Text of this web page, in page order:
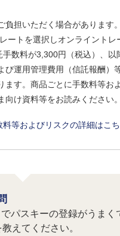
担いただく場合があります
トを選択しオンライント
数料が3,300円（税込）、以
運用管理費用（信託報酬）
す。商品ごとに手数料等お
け資料等をお読みください。
等およびリスクの詳細はこ
パスキーの登録がうまく
えてください。